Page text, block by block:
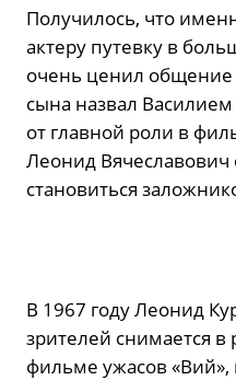
Получилось, что
актеру путевку в
очень ценил
сына назвал
от главной роли в
Леонид Вячеславович
становиться
В 1967 году Леонид
зрителей снимается
фильме ужасов «Вий»,